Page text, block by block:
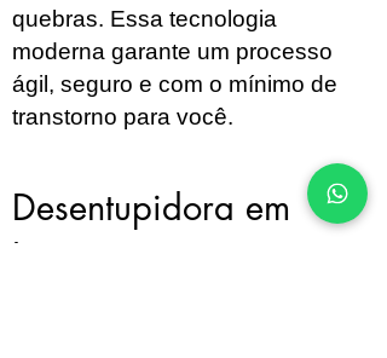
quebras. Essa tecnologia
moderna garante um processo
ágil, seguro e com o mínimo de
transtorno para você.
Desentupidora em
Itirapina